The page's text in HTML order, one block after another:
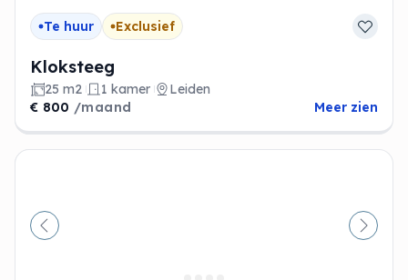
Te huur Exclusief
Kloksteeg
25 m2 1 kamer
Leiden
€ 800 /maand Meer zien
Vorige